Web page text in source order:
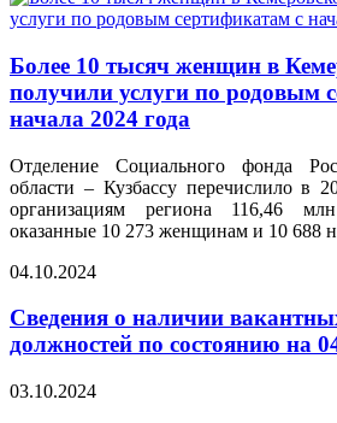
Более 10 тысяч женщин в
получили услуги по родовым
начала 2024 года
Отделение Социального фонда
области – Кузбассу перечислило в
организациям региона 116,46
оказанные 10 273 женщинам и 10 688
04.10.2024
Сведения о наличии
должностей по состоянию на
03.10.2024